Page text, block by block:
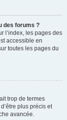
des forums ?
l’index, les pages des
accessible en
toutes les pages du
trop de termes
plus précis et
avancée.